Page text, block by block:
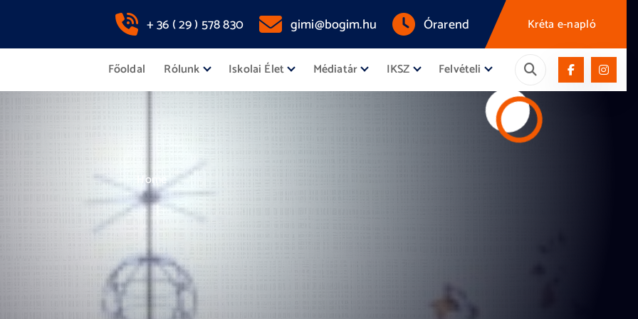
+ 36 ( 29 ) 578 830 gimi@bogim.hu Órarend Kréta e-napló
Főoldal Rólunk Iskolai Élet Médiatár IKSZ Felvételi
Home